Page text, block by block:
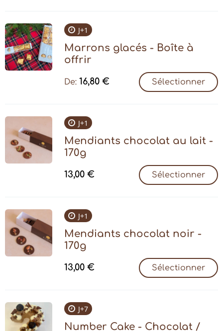
J+1
Marrons glacés - Boîte à
offrir
De: 16,80 € Sélectionner
J+1
Mendiants chocolat au lait -
170g
13,00 € Sélectionner
J+1
Mendiants chocolat noir -
170g
13,00 € Sélectionner
J+7
Number Cake - Chocolat /